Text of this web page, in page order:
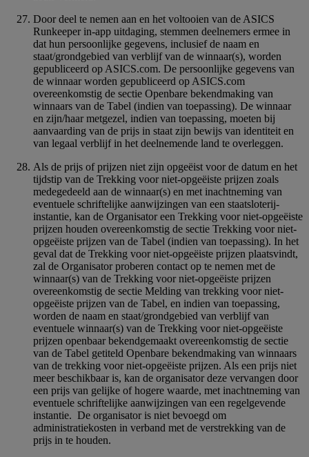
Door deel te nemen aan en het voltooien van de ASICS
Runkeeper in-app uitdaging, stemmen deelnemers ermee in
dat hun persoonlijke gegevens, inclusief de naam en
staat/grondgebied van verblijf van de winnaar(s), worden
gepubliceerd op ASICS.com. De persoonlijke gegevens van
de winnaar worden gepubliceerd op ASICS.com
overeenkomstig de sectie Openbare bekendmaking van
winnaars van de Tabel (indien van toepassing). De winnaar
en zijn/haar metgezel, indien van toepassing, moeten bij
aanvaarding van de prijs in staat zijn bewijs van identiteit en
van legaal verblijf in het deelnemende land te overleggen.
Als de prijs of prijzen niet zijn opgeëist voor de datum en het
tijdstip van de Trekking voor niet-opgeëiste prijzen zoals
medegedeeld aan de winnaar(s) en met inachtneming van
eventuele schriftelijke aanwijzingen van een staatsloterij-
instantie, kan de Organisator een Trekking voor niet-opgeëiste
prijzen houden overeenkomstig de sectie Trekking voor niet-
opgeëiste prijzen van de Tabel (indien van toepassing). In het
geval dat de Trekking voor niet-opgeëiste prijzen plaatsvindt,
zal de Organisator proberen contact op te nemen met de
winnaar(s) van de Trekking voor niet-opgeëiste prijzen
overeenkomstig de sectie Melding van trekking voor niet-
opgeëiste prijzen van de Tabel, en indien van toepassing,
worden de naam en staat/grondgebied van verblijf van
eventuele winnaar(s) van de Trekking voor niet-opgeëiste
prijzen openbaar bekendgemaakt overeenkomstig de sectie
van de Tabel getiteld Openbare bekendmaking van winnaars
van de trekking voor niet-opgeëiste prijzen. Als een prijs niet
meer beschikbaar is, kan de organisator deze vervangen door
een prijs van gelijke of hogere waarde, met inachtneming van
eventuele schriftelijke aanwijzingen van een regelgevende
instantie. De organisator is niet bevoegd om
administratiekosten in verband met de verstrekking van de
prijs in te houden.